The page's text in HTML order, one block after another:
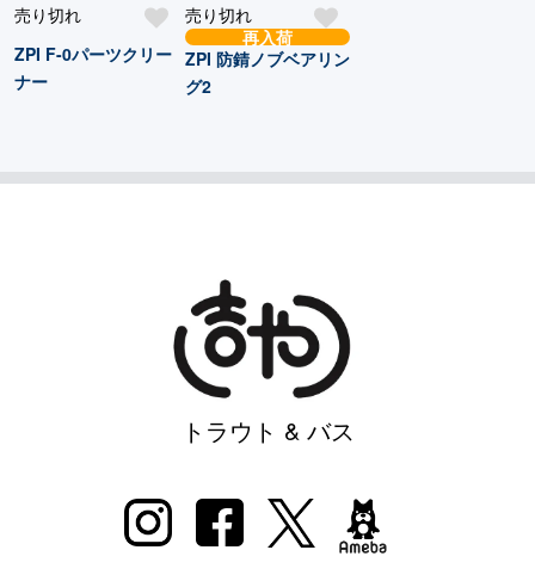
売り切れ
ZPI F-0パーツクリー
ナー
売り切れ
再入荷
ZPI 防錆ノブベアリン
グ2
トラウト & バス